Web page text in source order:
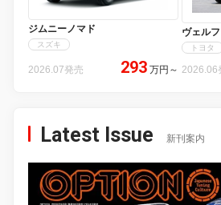
ジムニーノマド
スズキ
2026.07発売 293 万円 ～
ヴェル
トヨタ
2026.06
Latest Issue 新刊案内